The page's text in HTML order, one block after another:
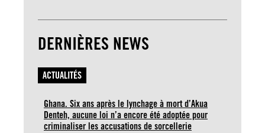
DERNIÈRES NEWS
ACTUALITÉS
Ghana. Six ans après le lynchage à mort d’Akua
Denteh, aucune loi n’a encore été adoptée pour
criminaliser les accusations de sorcellerie